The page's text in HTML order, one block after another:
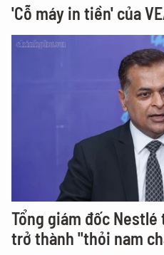
'Cỗ máy in tiền' của
Tổng giám đốc
trở thành "thỏi nam